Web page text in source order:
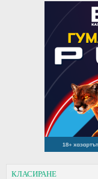
КЛАСИРАНЕ